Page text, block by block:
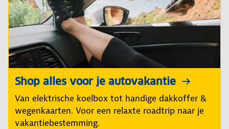
Shop alles voor je autovakantie
Van elektrische koelbox tot handige dakkoffer &
wegenkaarten. Voor een relaxte roadtrip naar je
vakantiebestemming.